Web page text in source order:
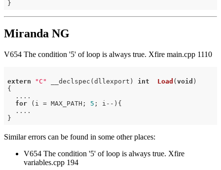
Miranda NG
V654 The condition '5' of loop is always true. Xfire main.cpp 1110
extern "C" __declspec(dllexport) int Load (void )
{
  ....
for (i = MAX_PATH; 5 ; i--){
  ....
Similar errors can be found in some other places:
V654 The condition '5' of loop is always true. Xfire
variables.cpp 194